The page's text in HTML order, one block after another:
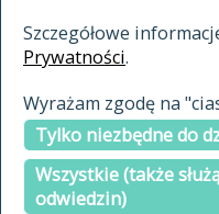
Szczegółowe
Prywatności.
Wyrażam zgodę na
Tylko niezbędne do
Wszystkie (także
odwiedzin)
indeksie
a